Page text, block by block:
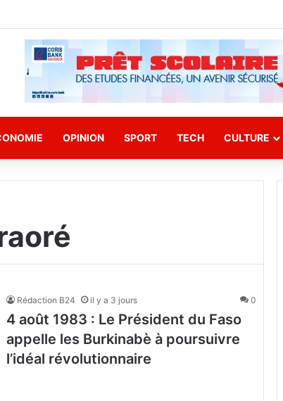
OPINION SPORT TECH CULTURE
Rédaction B24 il y a 3 jours 0
4 août 1983 : Le Président du Faso
appelle les Burkinabè à poursuivre
l’idéal révolutionnaire